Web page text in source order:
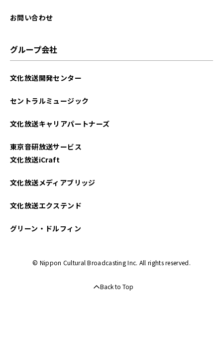
お問い合わせ
グループ会社
文化放送開発センター
セントラルミュージック
文化放送キャリアパートナーズ
東京音研放送サービス
文化放送iCraft
文化放送メディアブリッジ
文化放送エクステンド
グリーン・ドルフィン
© Nippon Cultural Broadcasting Inc. All rights reserved.
Back to Top